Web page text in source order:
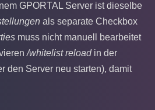
GPORTAL Server ist dieselbe
als separate Checkbox
muss nicht manuell bearbeitet
/whitelist reloadin der
den Server neu starten), damit